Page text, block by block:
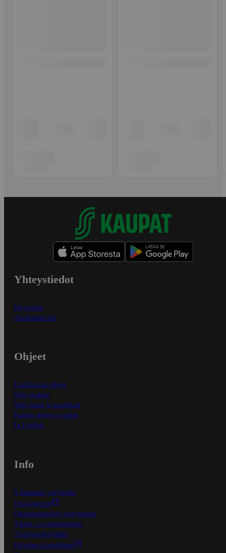
Yhteystiedot
Myymälät
Asiakaspalvelu
Ohjeet
Ensitilaajan ohjeet
Näin maksat
Näin tilaat ja muokkaat
Kaikki ohjeet ja vinkit
In English
Info
S-Business yrityksille
Oiva-raportit
Osuuskauppojen yhteystiedot
Tilaus- ja toimitusehdot
Tietosuojakäytäntö
Palvelun käyttöehdot